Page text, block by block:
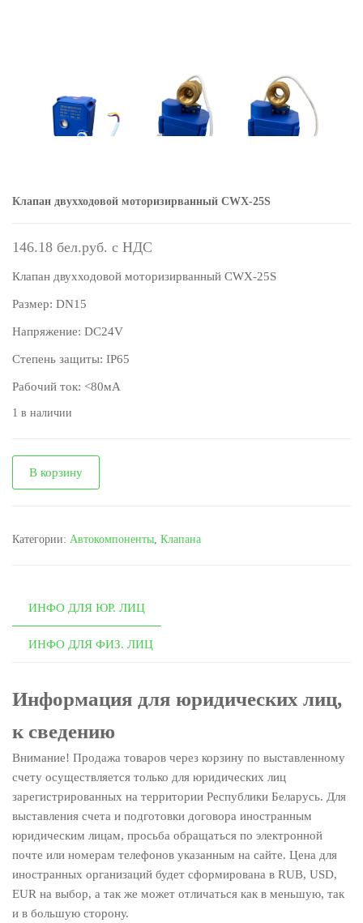
Клапан двухходовой моторизирванный CWX-25S
146.18
Клапан двухходовой моторизирванный CWX-25S
Размер: DN15
Напряжение: DC24V
Степень защиты: IP65
Рабочий ток: <80мА
1 в наличии
Клапан
CWX-
В корзину
Категории: Автокомпоненты, Клапана
ИНФО ДЛЯ ЮР. ЛИЦ
ИНФО ДЛЯ ФИЗ. ЛИЦ
Информация для юридических лиц,
к сведению
Внимание! Продажа товаров через корзину по выставленному
счету осуществляется только для юридических лиц
зарегистрированных на территории Республики Беларусь. Для
выставления счета и подготовки договора иностранным
юридическим лицам, просьба обращаться по электронной
почте или номерам телефонов указанным на сайте. Цена для
иностранных организаций будет сформирована в RUB, USD,
EUR на выбор, а так же может отличаться как в меньшую, так
и в большую сторону.